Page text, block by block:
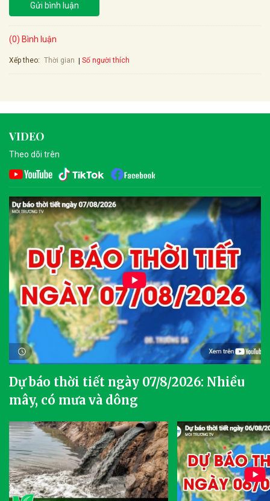
Gửi bình luận
(0) Bình luận
Xếp theo: Thời gian Số người thích
VIDEO
Theo dõi trên
Dự báo thời tiết ngày 07/8/2026: Nhiều
mây, có mưa và dông